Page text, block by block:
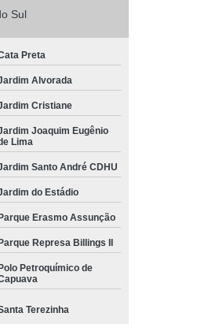
Sul
Preta
Alvorada
Cristiane
Joaquim Eugênio
Lima
Santo André CDHU
do Estádio
Erasmo Assunção
Represa Billings II
Petroquímico de
Terezinha